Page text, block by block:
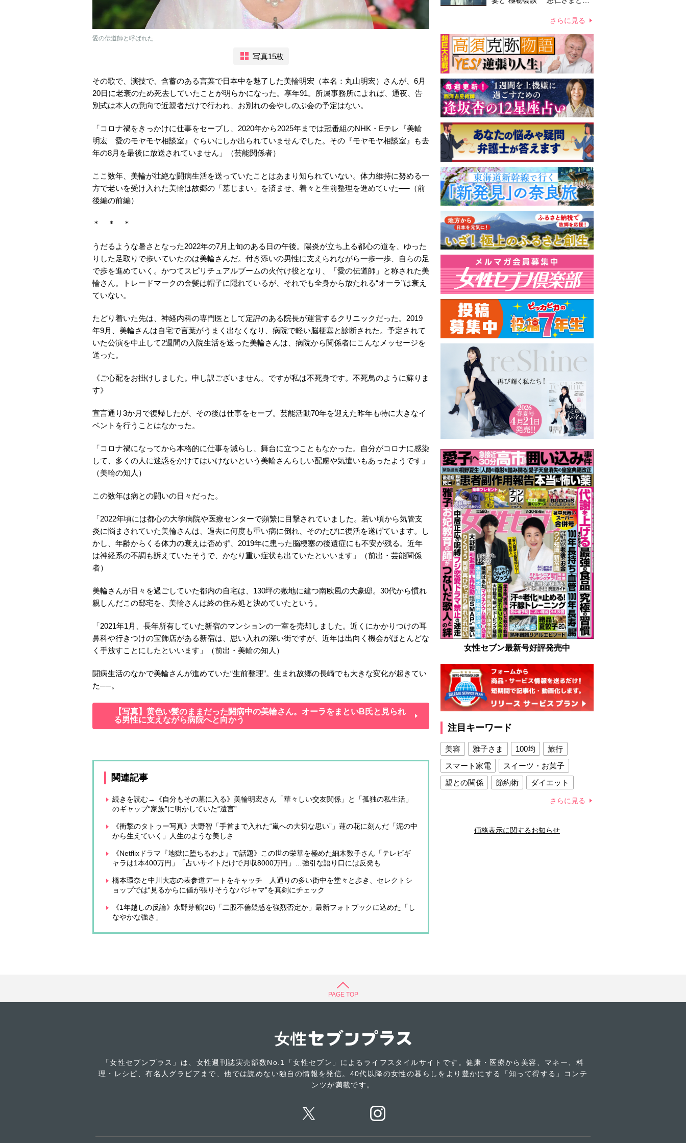
愛の伝道師と呼ばれた
写真15枚
その歌で、演技で、含蓄のある言葉で日本中を魅了した美輪明宏（本名：丸山明宏）さんが、6月
20日に老衰のため死去していたことが明らかになった。享年91。所属事務所によれば、通夜、告
別式は本人の意向で近親者だけで行われ、お別れの会やしのぶ会の予定はない。
「コロナ禍をきっかけに仕事をセーブし、2020年から2025年までは冠番組のNHK・Eテレ『美輪
明宏 愛のモヤモヤ相談室』ぐらいにしか出られていませんでした。その『モヤモヤ相談室』も去
年の8月を最後に放送されていません」（芸能関係者）
ここ数年、美輪が壮絶な闘病生活を送っていたことはあまり知られていない。体力維持に努める一
方で老いを受け入れた美輪は故郷の「墓じまい」を済ませ、着々と生前整理を進めていた──（前
後編の前編）
＊ ＊ ＊
うだるような暑さとなった2022年の7月上旬のある日の午後。陽炎が立ち上る都心の道を、ゆった
りした足取りで歩いていたのは美輪さんだ。付き添いの男性に支えられながら一歩一歩、自らの足
で歩を進めていく。かつてスピリチュアルブームの火付け役となり、「愛の伝道師」と称された美
輪さん。トレードマークの金髪は帽子に隠れているが、それでも全身から放たれる“オーラ”は衰え
ていない。
たどり着いた先は、神経内科の専門医として定評のある院長が運営するクリニックだった。2019
年9月、美輪さんは自宅で言葉がうまく出なくなり、病院で軽い脳梗塞と診断された。予定されて
いた公演を中止して2週間の入院生活を送った美輪さんは、病院から関係者にこんなメッセージを
送った。
《ご心配をお掛けしました。申し訳ございません。ですが私は不死身です。不死鳥のように蘇りま
す》
宣言通り3か月で復帰したが、その後は仕事をセーブ。芸能活動70年を迎えた昨年も特に大きなイ
ベントを行うことはなかった。
「コロナ禍になってから本格的に仕事を減らし、舞台に立つこともなかった。自分がコロナに感染
して、多くの人に迷惑をかけてはいけないという美輪さんらしい配慮や気遣いもあったようです」
（美輪の知人）
この数年は病との闘いの日々だった。
「2022年頃には都心の大学病院や医療センターで頻繁に目撃されていました。若い頃から気管支
炎に悩まされていた美輪さんは、過去に何度も重い病に倒れ、そのたびに復活を遂げています。し
かし、年齢からくる体力の衰えは否めず、2019年に患った脳梗塞の後遺症にも不安が残る。近年
は神経系の不調も訴えていたそうで、かなり重い症状も出ていたといいます」（前出・芸能関係
者）
美輪さんが日々を過ごしていた都内の自宅は、130坪の敷地に建つ南欧風の大豪邸。30代から慣れ
親しんだこの邸宅を、美輪さんは終の住み処と決めていたという。
「2021年1月、長年所有していた新宿のマンションの一室を売却しました。近くにかかりつけの耳
鼻科や行きつけの宝飾店がある新宿は、思い入れの深い街ですが、近年は出向く機会がほとんどな
く手放すことにしたといいます」（前出・美輪の知人）
闘病生活のなかで美輪さんが進めていた“生前整理”。生まれ故郷の長崎でも大きな変化が起きてい
た──。
【写真】黄色い髪のままだった闘病中の美輪さん。オーラをまといB氏と見られ
る男性に支えながら病院へと向かう
関連記事
続きを読む→《自分もその墓に入る》美輪明宏さん「華々しい交友関係」と「孤独の私生活」
のギャップ“家族”に明かしていた“遺言”
《衝撃のタトゥー写真》大野智「手首まで入れた“嵐への大切な思い”」蓮の花に刻んだ「泥の中
から生えていく」人生のような美しさ
《Netflixドラマ『地獄に堕ちるわよ』で話題》この世の栄華を極めた細木数子さん「テレビギ
ャラは1本400万円」「占いサイトだけで月収8000万円」…強引な語り口には反発も
橋本環奈と中川大志の表参道デートをキャッチ 人通りの多い街中を堂々と歩き、セレクトシ
ョップでは“見るからに値が張りそうなパジャマ”を真剣にチェック
《1年越しの反論》永野芽郁(26)「二股不倫疑惑を強烈否定か」最新フォトブックに込めた「し
なやかな強さ」
室の伝統のあり方をご相談か
さらに見る
女性セブン最新号好評発売中
注目キーワード
美容 雅子さま 100均
旅行
スマート家電
スイーツ・お菓子
親との関係
節約術
ダイエット
夫との関係
新津春子 どか食い
さらに見る
価格表示に関するお知らせ
PAGE TOP
「女性セブンプラス」は、女性週刊誌実売部数No.1「女性セブン」によるライフスタイルサイトです。健康・医療から美容、マネー、料
理・レシピ、有名人グラビアまで、他では読めない独自の情報を発信。40代以降の女性の暮らしをより豊かにする「知って得する」コンテ
ンツが満載です。